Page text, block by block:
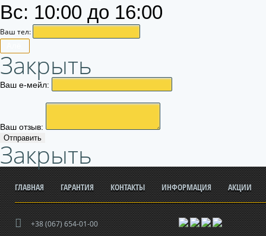
Вс: 10:00 до 16:00
Ваш тел:
Закрыть
Ваш е-мейл:
Ваш отзыв:
Отправить
Закрыть
ГЛАВНАЯ ГАРАНТИЯ КОНТАКТЫ ИНФОРМАЦИЯ АКЦИИ
+38 (067) 654-01-00